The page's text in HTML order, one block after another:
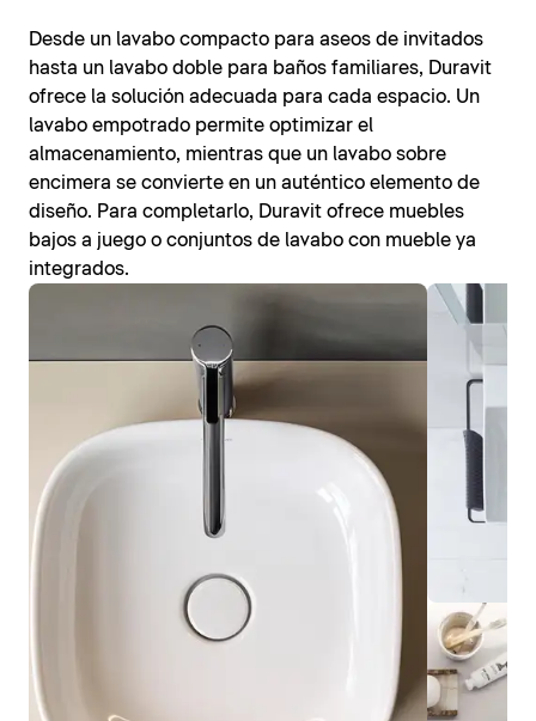
Desde un lavabo compacto para aseos de invitados
hasta un lavabo doble para baños familiares, Duravit
ofrece la solución adecuada para cada espacio. Un
lavabo empotrado permite optimizar el
almacenamiento, mientras que un lavabo sobre
encimera se convierte en un auténtico elemento de
diseño. Para completarlo, Duravit ofrece muebles
bajos a juego o conjuntos de lavabo con mueble ya
integrados.